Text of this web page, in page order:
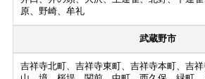
原、野崎、牟礼
武蔵野市
吉祥寺北町、吉祥寺東町、吉祥寺本町、吉